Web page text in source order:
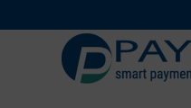
Digitali